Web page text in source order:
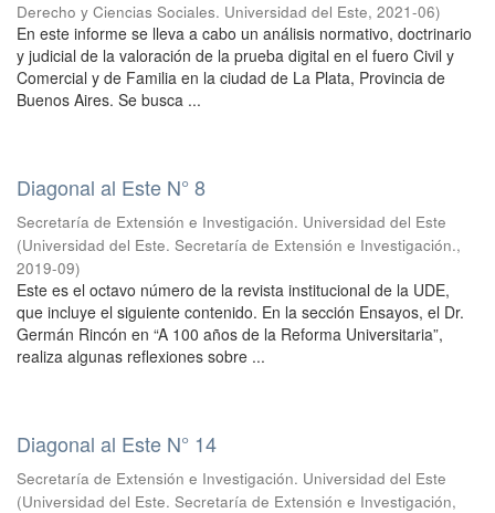
Derecho y Ciencias Sociales. Universidad del Este, 2021-06)
En este informe se lleva a cabo un análisis normativo, doctrinario
y judicial de la valoración de la prueba digital en el fuero Civil y
Comercial y de Familia en la ciudad de La Plata, Provincia de
Buenos Aires. Se busca ...
Diagonal al Este N° 8
Secretaría de Extensión e Investigación. Universidad del Este
(Universidad del Este. Secretaría de Extensión e Investigación.,
2019-09)
Este es el octavo número de la revista institucional de la UDE,
que incluye el siguiente contenido. En la sección Ensayos, el Dr.
Germán Rincón en “A 100 años de la Reforma Universitaria”,
realiza algunas reflexiones sobre ...
Diagonal al Este N° 14
Secretaría de Extensión e Investigación. Universidad del Este
(Universidad del Este. Secretaría de Extensión e Investigación,